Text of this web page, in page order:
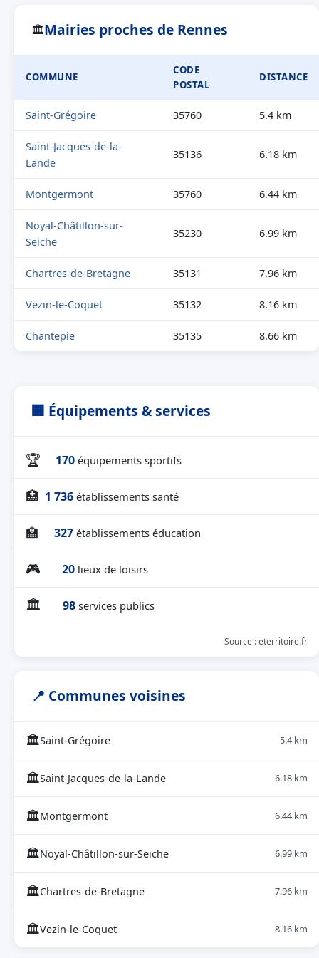
🏛Mairies proches de Rennes
COMMUNE
CODE
POSTAL
DISTANCE
Saint-Grégoire 35760 5.4 km
Saint-Jacques-de-la-
Lande
35136 6.18 km
Montgermont 35760 6.44 km
Noyal-Châtillon-sur-
Seiche
35230 6.99 km
Chartres-de-Bretagne 35131 7.96 km
Vezin-le-Coquet 35132 8.16 km
Chantepie 35135 8.66 km
🏢 Équipements & services
🏆 170 équipements sportifs
🏥 1 736 établissements santé
🏫 327 établissements éducation
🎮 20 lieux de loisirs
🏛 98 services publics
Source : eterritoire.fr
📍 Communes voisines
🏛Saint-Grégoire 5.4 km
🏛Saint-Jacques-de-la-Lande 6.18 km
🏛Montgermont 6.44 km
🏛Noyal-Châtillon-sur-Seiche 6.99 km
🏛Chartres-de-Bretagne 7.96 km
🏛Vezin-le-Coquet 8.16 km